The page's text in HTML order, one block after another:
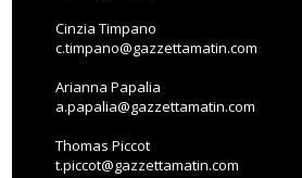
Cinzia Timpano
c.timpano@gazzettamatin.com
Arianna Papalia
a.papalia@gazzettamatin.com
Thomas Piccot
t.piccot@gazzettamatin.com